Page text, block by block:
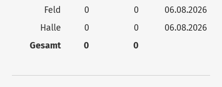
Feld
0 0
06.08.2026
Halle
0 0
06.08.2026
Gesamt
0 0